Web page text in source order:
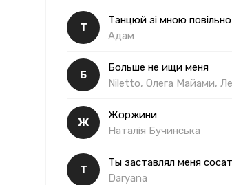
Т
Танцюй зі мною повільно
Адам
Б
Больше не ищи меня
Ж
Жоржини
Наталія Бучинська
Т
Daryana